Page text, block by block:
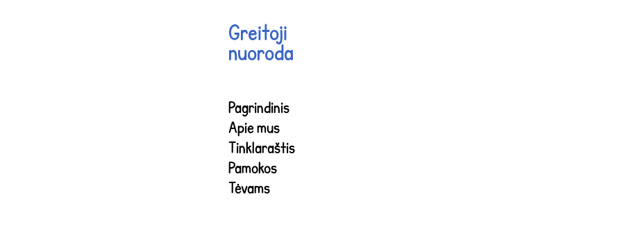
Greitoji
nuoroda
Pagrindinis
Apie mus
Tinklaraštis
Pamokos
Tėvams